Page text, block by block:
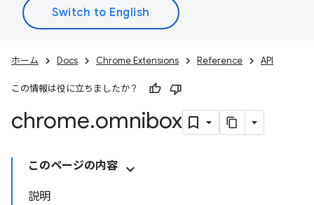
ホーム Docs Chrome Extensions Reference API
この情報は役に立ちましたか？
chrome.omnibox
このページの内容
説明